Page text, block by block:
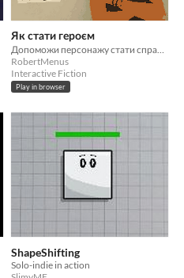
Як стати героєм
Допоможи персонажу стати справжнім героєм! Або стань ним сам!
RobertMenus
Interactive Fiction
Play in browser
ShapeShifting
Solo-indie in action